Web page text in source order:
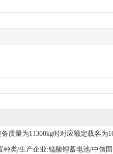
量为11300kg时对应额定载客为
类/生产企业:锰酸锂蓄电池/中信